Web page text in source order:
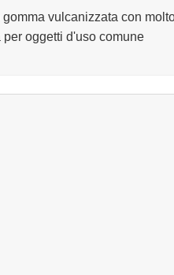
vulcanizzata con
oggetti d'uso comune